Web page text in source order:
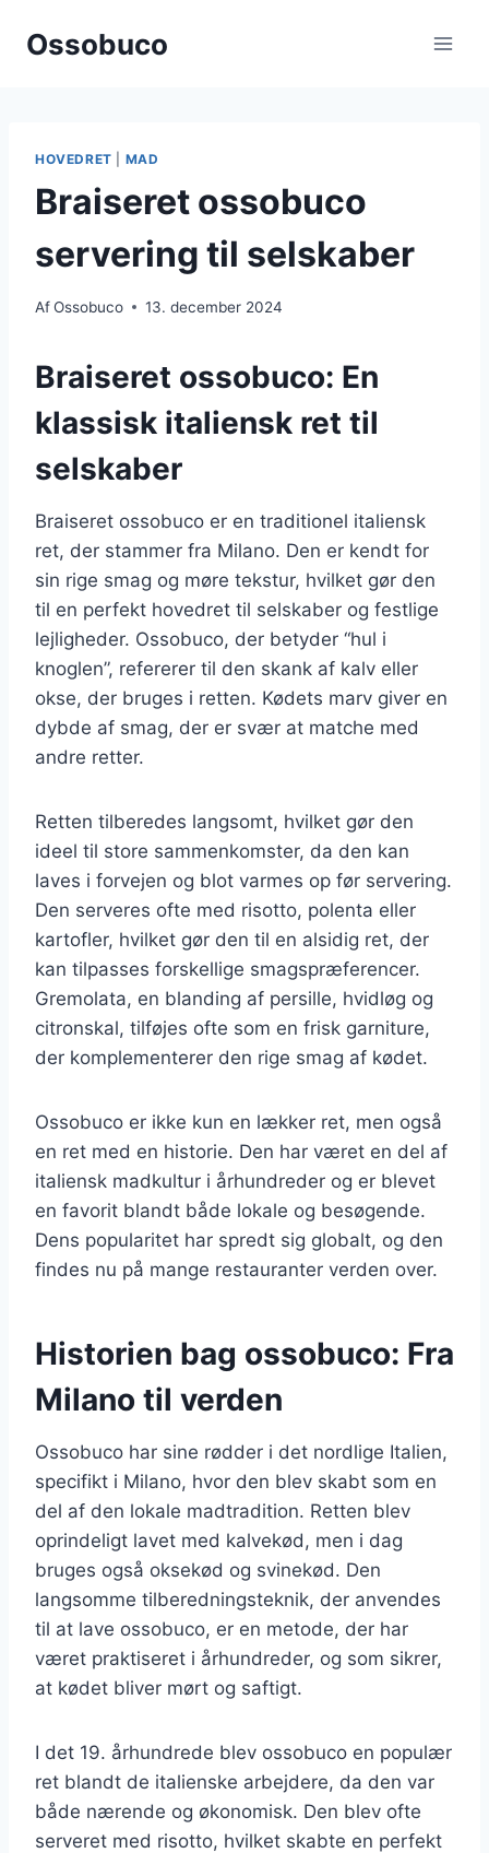
Ossobuco
HOVEDRET MAD
Braiseret ossobuco
servering til selskaber
AfOssobuco 13. december 2024
Braiseret ossobuco: En
klassisk italiensk ret til
selskaber
Braiseret ossobuco er en traditionel italiensk
ret, der stammer fra Milano. Den er kendt for
sin rige smag og møre tekstur, hvilket gør den
til en perfekt hovedret til selskaber og festlige
lejligheder. Ossobuco, der betyder “hul i
knoglen”, refererer til den skank af kalv eller
okse, der bruges i retten. Kødets marv giver en
dybde af smag, der er svær at matche med
andre retter.
Retten tilberedes langsomt, hvilket gør den
ideel til store sammenkomster, da den kan
laves i forvejen og blot varmes op før servering.
Den serveres ofte med risotto, polenta eller
kartofler, hvilket gør den til en alsidig ret, der
kan tilpasses forskellige smagspræferencer.
Gremolata, en blanding af persille, hvidløg og
citronskal, tilføjes ofte som en frisk garniture,
der komplementerer den rige smag af kødet.
Ossobuco er ikke kun en lækker ret, men også
en ret med en historie. Den har været en del af
italiensk madkultur i århundreder og er blevet
en favorit blandt både lokale og besøgende.
Dens popularitet har spredt sig globalt, og den
findes nu på mange restauranter verden over.
Historien bag ossobuco: Fra
Milano til verden
Ossobuco har sine rødder i det nordlige Italien,
specifikt i Milano, hvor den blev skabt som en
del af den lokale madtradition. Retten blev
oprindeligt lavet med kalvekød, men i dag
bruges også oksekød og svinekød. Den
langsomme tilberedningsteknik, der anvendes
til at lave ossobuco, er en metode, der har
været praktiseret i århundreder, og som sikrer,
at kødet bliver mørt og saftigt.
I det 19. århundrede blev ossobuco en populær
ret blandt de italienske arbejdere, da den var
både nærende og økonomisk. Den blev ofte
serveret med risotto, hvilket skabte en perfekt